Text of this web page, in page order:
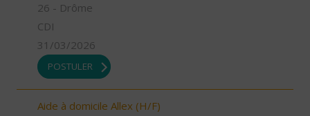
26 - Drôme
CDI
31/03/2026
POSTULER
Aide à domicile Allex (H/F)